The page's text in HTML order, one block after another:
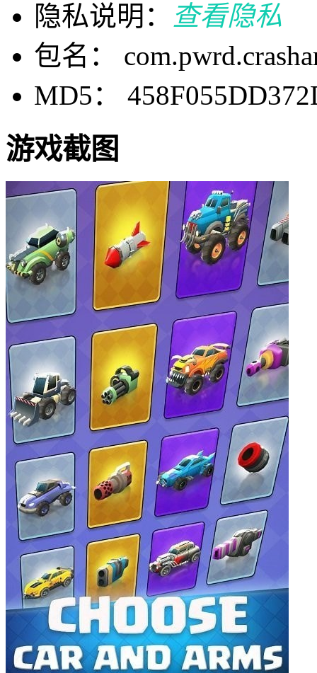
隐私说明：
查看隐私
包名：
MD5：
游戏截图